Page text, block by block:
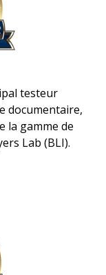
testeur
documentaire,
la gamme de
Lab (BLI).